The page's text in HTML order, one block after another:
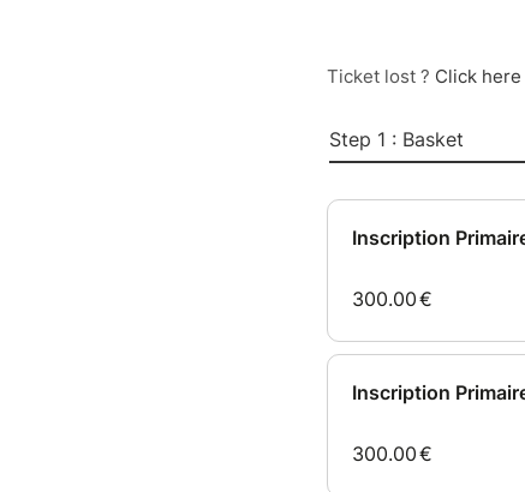
Ticket lost ? Click here
Step 1 : Basket
Inscription
300.00€
Inscription
300.00€